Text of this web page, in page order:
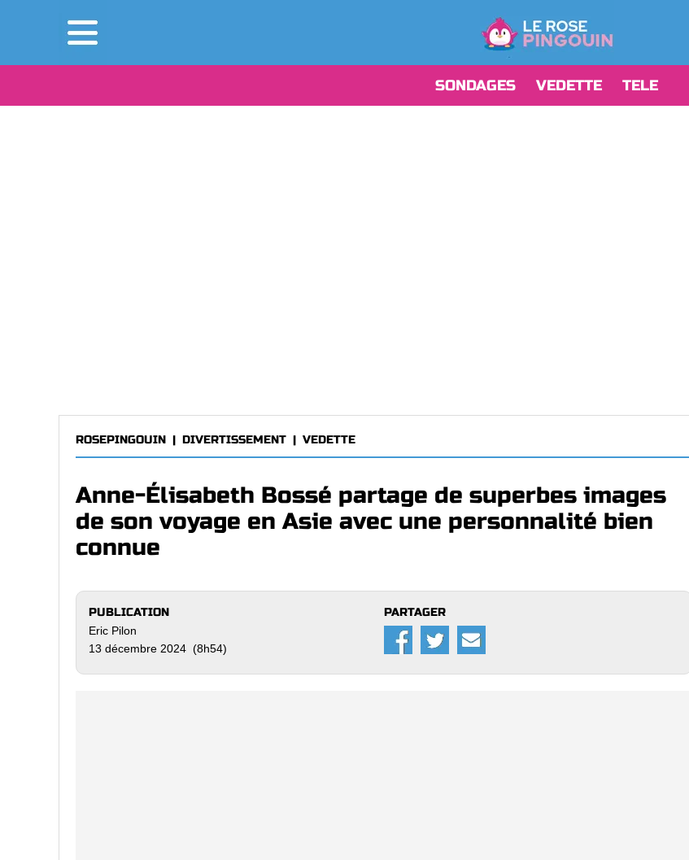
SONDAGES VEDETTE TELE
ROSEPINGOUIN | DIVERTISSEMENT | VEDETTE
Anne-Élisabeth Bossé partage de superbes images
de son voyage en Asie avec une personnalité bien
connue
PUBLICATION
Eric Pilon
13 décembre 2024 (8h54)
PARTAGER